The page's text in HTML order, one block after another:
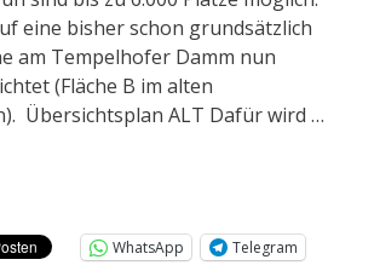
eine bisher schon grundsätzlich
am Tempelhofer Damm nun
(Fläche B im alten
Übersichtsplan ALT Dafür wird …
WhatsApp
Telegram